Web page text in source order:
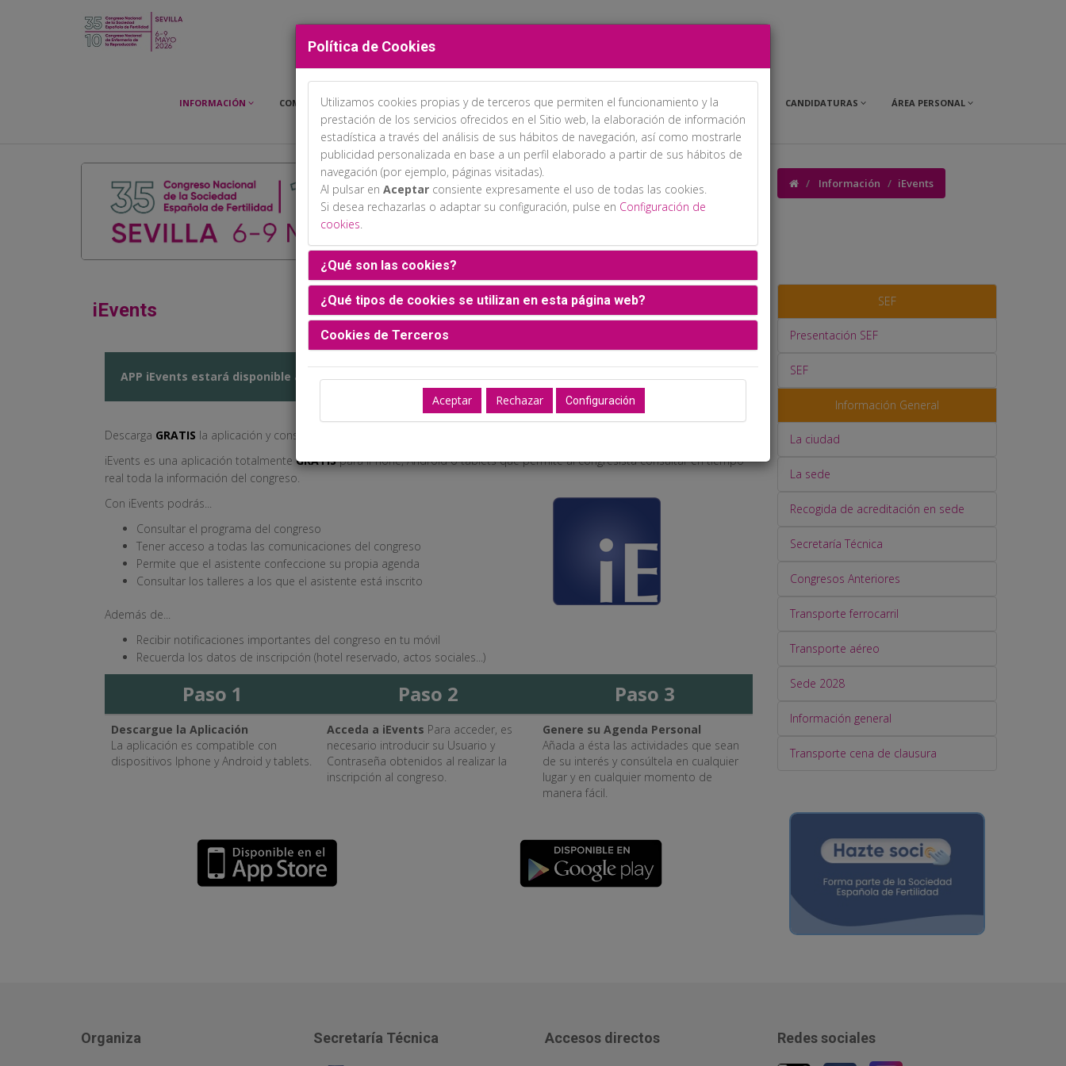
Política de Cookies
Utilizamos cookies propias y de terceros que permiten el funcionamiento y la
prestación de los servicios ofrecidos en el Sitio web, la elaboración de información
estadística a través del análisis de sus hábitos de navegación, así como mostrarle
publicidad personalizada en base a un perfil elaborado a partir de sus hábitos de
navegación (por ejemplo, páginas visitadas).
Al pulsar en Aceptar consiente expresamente el uso de todas las cookies.
Si desea rechazarlas o adaptar su configuración, pulse en Configuración de
cookies.
¿Qué son las cookies?
¿Qué tipos de cookies se utilizan en esta página web?
Cookies de Terceros
Configuración
INFORMACIÓN COMITÉS PROGRAMA INSCRIPCIONES ALOJAMIENTO EXPOSICIÓN COMERCIAL CANDIDATURAS ÁREA PERSONAL
Información iEvents
iEvents
APP iEvents estará disponible a partir del miércoles 20 de mayo a las 13:00h
Descarga GRATIS la aplicación y consulta toda la información y prepara tu agenda del congreso.
iEvents es una aplicación totalmenteGRATISpara iPhone, Android o tablets que permite al congresista consultar en tiempo
real toda la información del congreso.
Con iEvents podrás...
Consultar el programa del congreso
Tener acceso a todas las comunicaciones del congreso
Permite que el asistente confeccione su propia agenda
Consultar los talleres a los que el asistente está inscrito
Además de...
Recibir notificaciones importantes del congreso en tu móvil
Recuerda los datos de inscripción (hotel reservado, actos sociales...)
Paso 1 Paso 2 Paso 3
Descargue la Aplicación
La aplicación es compatible con
dispositivos Iphone y Android y tablets.
Acceda a iEvents Para acceder, es
necesario introducir su Usuario y
Contraseña obtenidos al realizar la
inscripción al congreso.
Genere su Agenda Personal
Añada a ésta las actividades que sean
de su interés y consúltela en cualquier
lugar y en cualquier momento de
manera fácil.
SEF
Presentación SEF
SEF
Información General
La ciudad
La sede
Recogida de acreditación en sede
Secretaría Técnica
Congresos Anteriores
Transporte ferrocarril
Transporte aéreo
Sede 2028
Información general
Transporte cena de clausura
Organiza Secretaría Técnica Accesos directos Redes sociales